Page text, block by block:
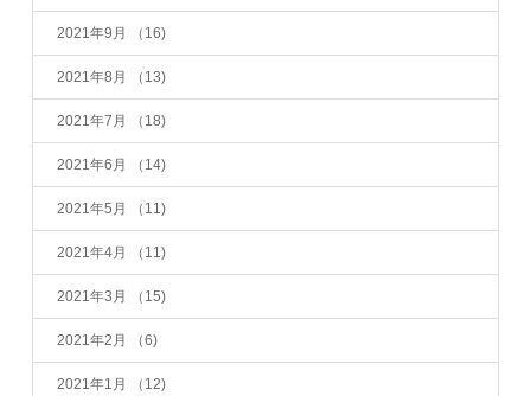
2021年9月 （16)
2021年8月 （13)
2021年7月 （18)
2021年6月 （14)
2021年5月 （11)
2021年4月 （11)
2021年3月 （15)
2021年2月 （6)
2021年1月 （12)